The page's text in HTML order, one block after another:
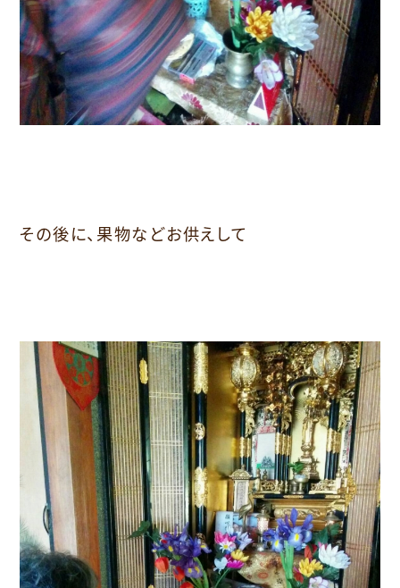
その後に、果物などお供えして